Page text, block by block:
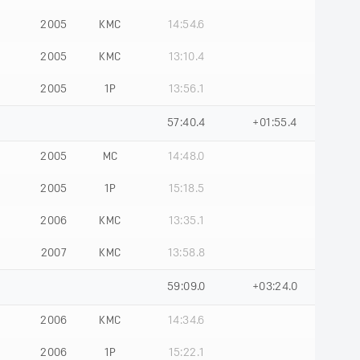
2005 КМС 14:54.6
2005 КМС 13:10.4
2005 1Р 13:56.1
57:40.4 +01:55.4
2005 МС 14:48.0
2005 1Р 15:18.5
2006 КМС 13:35.1
2007 КМС 13:58.8
59:09.0 +03:24.0
2006 КМС 14:34.6
2006 1Р 15:22.1